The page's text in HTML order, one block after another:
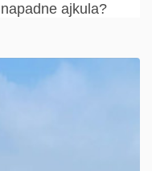
ajkula?